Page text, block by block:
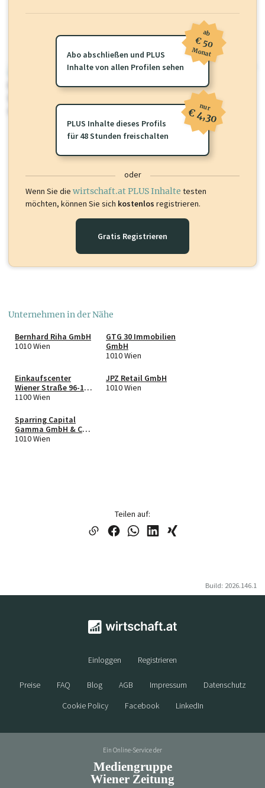
wirtschaft.at PLUS
Für dieses Profil gibt es zusätzlichewirtschaft.at PLUS Inhalte
Sie momentan nicht einsehen können. Schalten Sie dieses Profil frei
oder loggen Sie sich ein um diese Inhalte zu sehen.
Abo abschließen und PLUS
Inhalte von allen Profilen sehen
ab
€ 50
Monat
PLUS Inhalte dieses Profils
für 48 Stunden freischalten
nur
€ 4,30
oder
Wenn Sie die wirtschaft.at PLUS Inhalte testen
möchten, können Sie sich kostenlos registrieren.
Gratis Registrieren
Unternehmen in der Nähe
Bernhard Riha GmbH
1010 Wien
GTG 30 Immobilien
GmbH
1010 Wien
Einkaufscenter
Wiener Straße 96-102
GmbH
1100 Wien
JPZ Retail GmbH
1010 Wien
Sparring Capital
Gamma GmbH & Co
KG
1010 Wien
Teilen auf:
Build: 2026.146.1
Einloggen Registrieren
Preise FAQ Blog AGB Impressum
Datenschutz
Cookie Policy
Facebook LinkedIn
Ein Online-Service der
Mediengruppe
Wiener Zeitung